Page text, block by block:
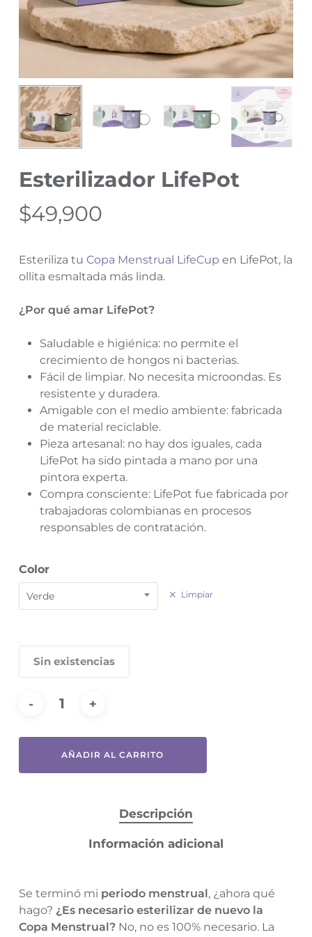
Esterilizador LifePot
$49,900
Esteriliza tu Copa Menstrual LifeCup en LifePot, la
ollita esmaltada más linda.
¿Por qué amar LifePot?
Saludable e higiénica: no permite el
crecimiento de hongos ni bacterias.
Fácil de limpiar. No necesita microondas. Es
resistente y duradera.
Amigable con el medio ambiente: fabricada
de material reciclable.
Pieza artesanal: no hay dos iguales, cada
LifePot ha sido pintada a mano por una
pintora experta.
Compra consciente: LifePot fue fabricada por
trabajadoras colombianas en procesos
responsables de contratación.
Color
Verde Limpiar
Sin existencias
AÑADIR AL CARRITO
Descripción
Información adicional
Se terminó mi periodo menstrual , ¿ahora qué
hago? ¿Es necesario esterilizar de nuevo la
Copa Menstrual?No, no es 100% necesario. La